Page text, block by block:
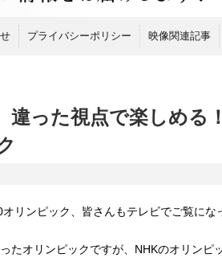
プライバシーポリシー 映像関連記事
違った視点で楽しめる
リンピック、皆さんもテレビでご覧にな
たオリンピックですが、NHKのオリンピ